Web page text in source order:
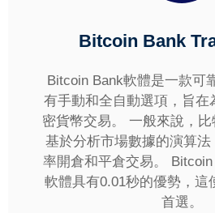
Bitcoin Bank
Bitcoin Bank軟體是一款可
有手動和全自動選項，旨在
密貨幣交易。 一般來說，
基於分析市場數據的演算法
率開倉和平倉交易。
軟體具有0.01秒的優勢，這
首選。